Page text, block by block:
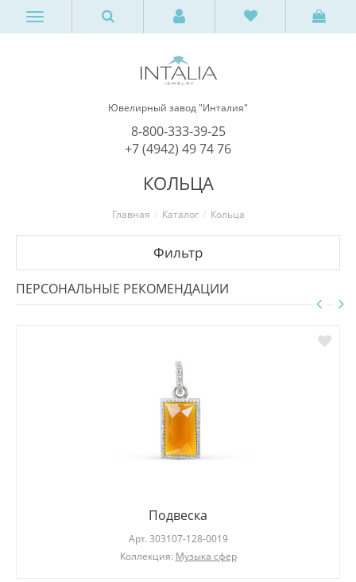
Ювелирный завод "Инталия"
8-800-333-39-25
+7 (4942) 49 74 76
КОЛЬЦА
Главная Каталог Кольца
Фильтр
ПЕРСОНАЛЬНЫЕ РЕКОМЕНДАЦИИ
Подвеска
Арт. 303107-128-0019
Коллекция: Музыка сфер